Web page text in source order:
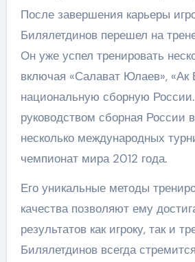
После завершения карьеры
Билялетдинов перешел на
Он уже успел тренировать
включая «Салават Юлаев», «Ак
национальную сборную
руководством сборная России
несколько международных
чемпионат мира 2012 года.
Его уникальные методы
качества позволяют ему
результатов как игроку, так и
Билялетдинов всегда